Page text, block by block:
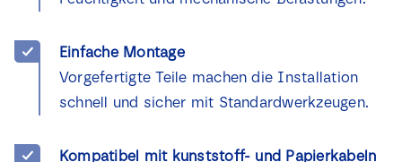
Einfache Montage
Vorgefertigte Teile machen die Installation
schnell und sicher mit Standardwerkzeugen.
Kompatibel mit kunststoff- und Papierkabeln